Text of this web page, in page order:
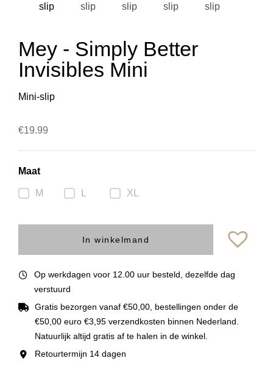
Mey - Simply Better
Invisibles Mini
Mini-slip
€19.99
Maat
M XL
In winkelmand
Op werkdagen voor 12.00 uur besteld, dezelfde dag
verstuurd
Gratis bezorgen vanaf €50,00, bestellingen onder de
€50,00 euro €3,95 verzendkosten binnen Nederland.
Natuurlijk altijd gratis af te halen in de winkel.
Retourtermijn 14 dagen